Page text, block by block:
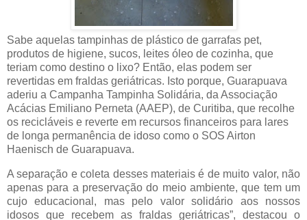
Sabe aquelas tampinhas de plástico de garrafas pet,
produtos de higiene, sucos, leites óleo de cozinha, que
teriam como destino o lixo? Então, elas podem ser
revertidas em fraldas geriátricas. Isto porque, Guarapuava
aderiu a Campanha Tampinha Solidária, da Associação
Acácias Emiliano Perneta (AAEP), de Curitiba, que recolhe
os recicláveis e reverte em recursos financeiros para lares
de longa permanência de idoso como o SOS Airton
Haenisch de Guarapuava.
A separação e coleta desses materiais é de muito valor, não
apenas para a preservação do meio ambiente, que tem um
cujo educacional, mas pelo valor solidário aos nossos
idosos que recebem as fraldas geriátricas”, destacou o